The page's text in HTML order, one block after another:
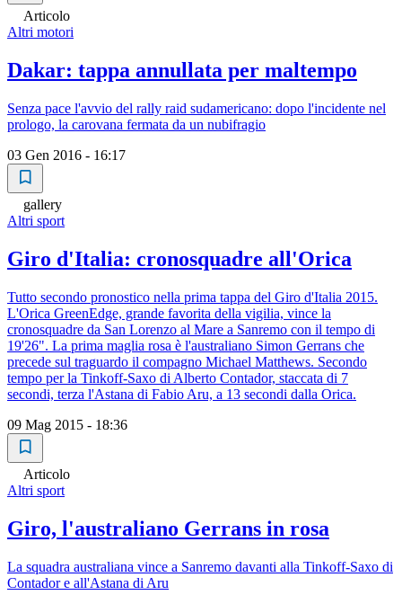
Articolo
Altri motori
Dakar: tappa annullata per maltempo
Senza pace l'avvio del rally raid sudamericano: dopo l'incidente nel
prologo, la carovana fermata da un nubifragio
03 Gen 2016 - 16:17
gallery
Altri sport
Giro d'Italia: cronosquadre all'Orica
Tutto secondo pronostico nella prima tappa del Giro d'Italia 2015.
L'Orica GreenEdge, grande favorita della vigilia, vince la
cronosquadre da San Lorenzo al Mare a Sanremo con il tempo di
19'26". La prima maglia rosa è l'australiano Simon Gerrans che
precede sul traguardo il compagno Michael Matthews. Secondo
tempo per la Tinkoff-Saxo di Alberto Contador, staccata di 7
secondi, terza l'Astana di Fabio Aru, a 13 secondi dalla Orica.
09 Mag 2015 - 18:36
Articolo
Altri sport
Giro, l'australiano Gerrans in rosa
La squadra australiana vince a Sanremo davanti alla Tinkoff-Saxo di
Contador e all'Astana di Aru